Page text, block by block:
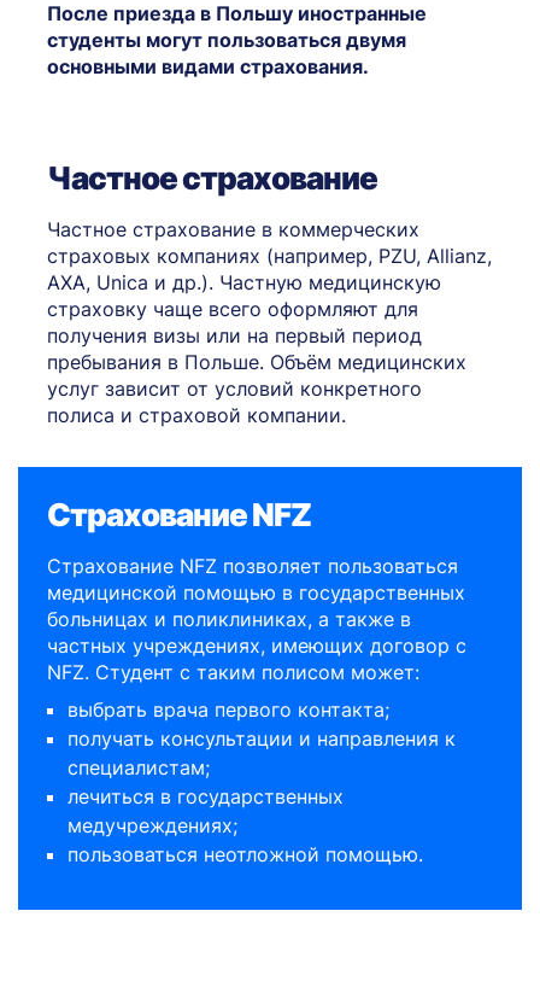
После приезда в Польшу иностранные
студенты могут пользоваться двумя
основными видами страхования.
Частное страхование
Частное страхование в коммерческих
страховых компаниях (например, PZU, Allianz,
AXA, Unica и др.). Частную медицинскую
страховку чаще всего оформляют для
получения визы или на первый период
пребывания в Польше. Объём медицинских
услуг зависит от условий конкретного
полиса и страховой компании.
Страхование NFZ
Страхование NFZ позволяет пользоваться
медицинской помощью в государственных
больницах и поликлиниках, а также в
частных учреждениях, имеющих договор с
NFZ. Студент с таким полисом может:
выбрать врача первого контакта;
получать консультации и направления к
специалистам;
лечиться в государственных
медучреждениях;
пользоваться неотложной помощью.